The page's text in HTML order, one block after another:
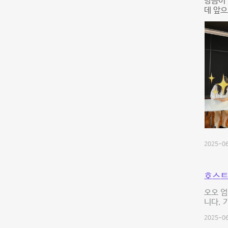
데 앞
2025-
호스
오오
니다.
2025-